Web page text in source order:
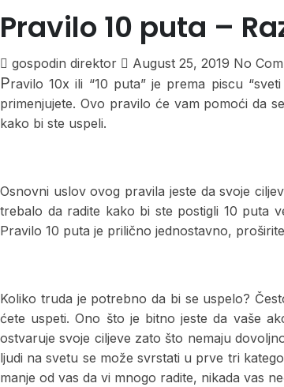
Pravilo 10 puta –
gospodin direktor August 25, 2019 No
Pravilo 10x ili “10 puta” je prema piscu
primenjujete. Ovo pravilo će vam pomoći da
kako bi ste uspeli.
Osnovni uslov ovog pravila jeste da svoje
trebalo da radite kako bi ste postigli 10 puta
Pravilo 10 puta je prilično jednostavno,
Koliko truda je potrebno da bi se uspelo?
ćete uspeti. Ono što je bitno jeste da vaše
ostvaruje svoje ciljeve zato što nemaju
ljudi na svetu se može svrstati u prve tri
manje od vas da vi mnogo radite, nikada vas